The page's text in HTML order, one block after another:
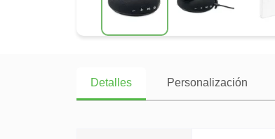
Detalles Personalización